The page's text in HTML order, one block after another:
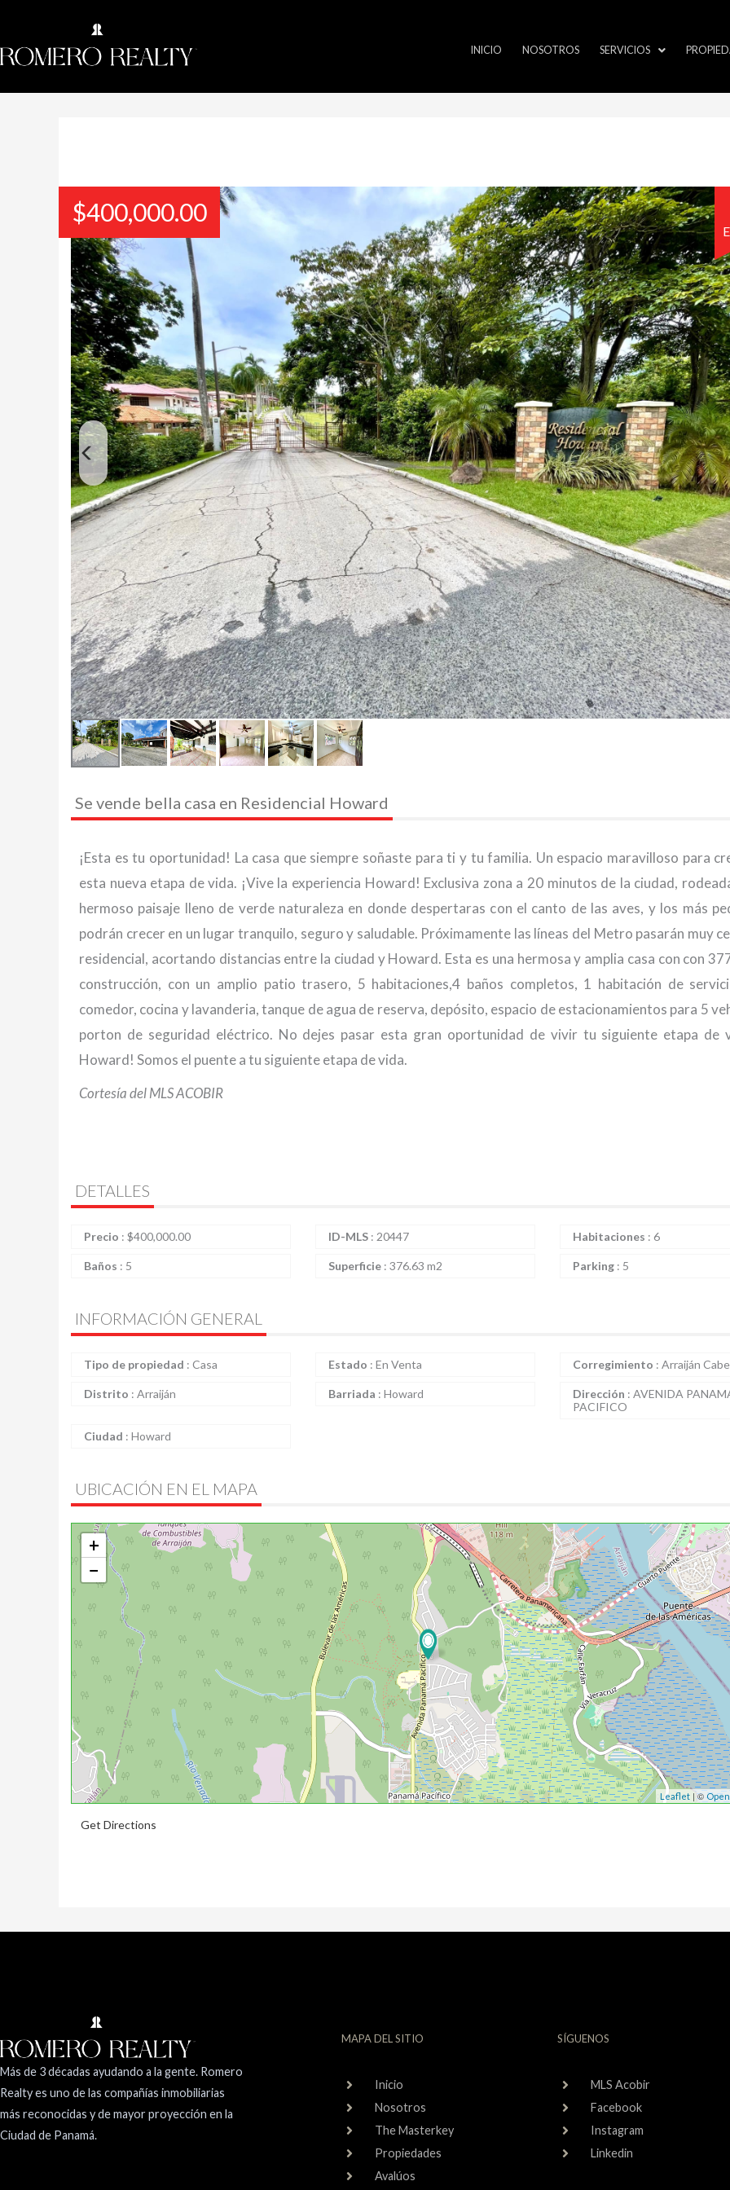
INICIO NOSOTROS SERVICIOS
$400,000.00
Se vende bella casa en Residencial Howard
¡Esta es tu oportunidad! La casa que siempre soñaste para ti y tu familia. Un espacio maravilloso para
esta nueva etapa de vida. ¡Vive la experiencia Howard! Exclusiva zona a 20 minutos de la ciudad,
hermoso paisaje lleno de verde naturaleza en donde despertaras con el canto de las aves, y los más
podrán crecer en un lugar tranquilo, seguro y saludable. Próximamente las líneas del Metro pasarán muy
residencial, acortando distancias entre la ciudad y Howard. Esta es una hermosa y amplia casa con con
construcción, con un amplio patio trasero, 5 habitaciones,4 baños completos, 1 habitación de
comedor, cocina y lavanderia, tanque de agua de reserva, depósito, espacio de estacionamientos para 5
porton de seguridad eléctrico. No dejes pasar esta gran oportunidad de vivir tu siguiente etapa de
Howard! Somos el puente a tu siguiente etapa de vida.
Cortesía del MLS ACOBIR
DETALLES
Precio : $400,000.00 ID-MLS : 20447 Habitaciones : 6
Baños : 5 Superficie : 376.63 m2 Parking : 5
INFORMACIÓN GENERAL
Tipo de propiedad : Casa Estado : En Venta Corregimiento : Arraiján
Distrito : Arraiján Barriada : Howard Dirección : AVENIDA
PACIFICO
Ciudad : Howard
UBICACIÓN EN EL MAPA
+
−
Leaflet | ©
Get Directions
Más de 3 décadas ayudando a la gente. Romero
Realty es uno de las compañías inmobiliarias
más reconocidas y de mayor proyección en la
Ciudad de Panamá.
MAPA DEL SITIO
Inicio
Nosotros
The Masterkey
Propiedades
Avalúos
SÍGUENOS
MLS Acobir
Facebook
Instagram
Linkedin